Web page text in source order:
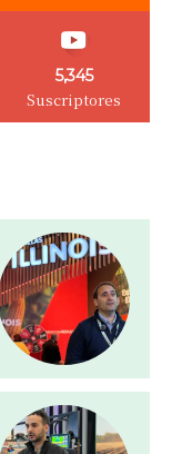
5,345
Suscriptores